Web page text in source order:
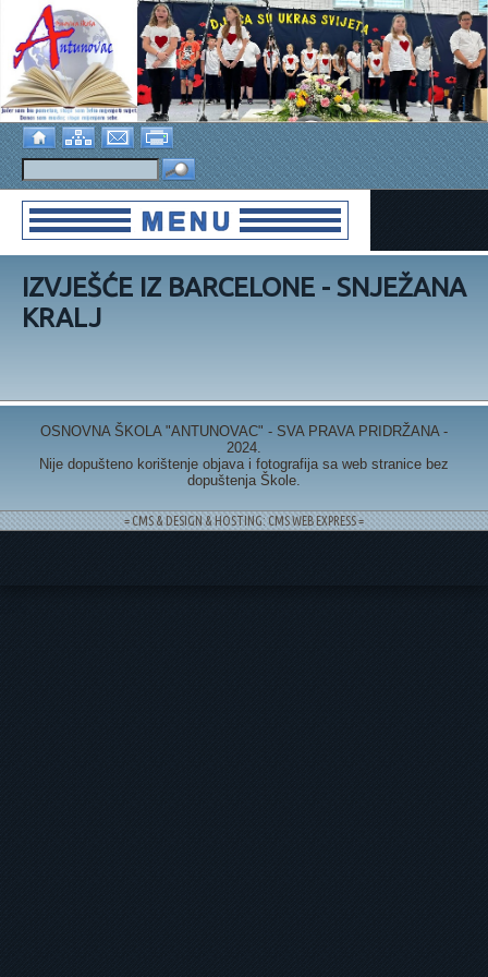
IZVJEŠĆE IZ BARCELONE - SNJEŽANA
KRALJ
OSNOVNA ŠKOLA "ANTUNOVAC" - SVA PRAVA PRIDRŽANA -
2024.
Nije dopušteno korištenje objava i fotografija sa web stranice bez
dopuštenja Škole.
= CMS & DESIGN & HOSTING: CMS WEB EXPRESS =